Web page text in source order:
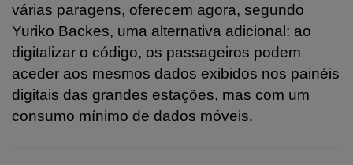
várias paragens, oferecem agora, segundo
Yuriko Backes, uma alternativa adicional: ao
digitalizar o código, os passageiros podem
aceder aos mesmos dados exibidos nos painéis
digitais das grandes estações, mas com um
consumo mínimo de dados móveis.